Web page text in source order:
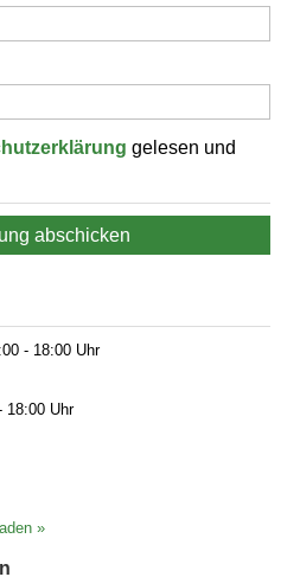
gelesen und
abschicken
- 18:00 Uhr
18:00 Uhr
»